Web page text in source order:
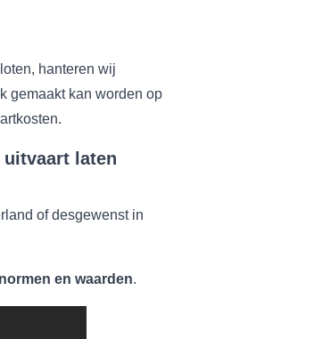
hanteren wij
gemaakt kan worden op
uitvaart laten
of desgewenst in
en waarden.